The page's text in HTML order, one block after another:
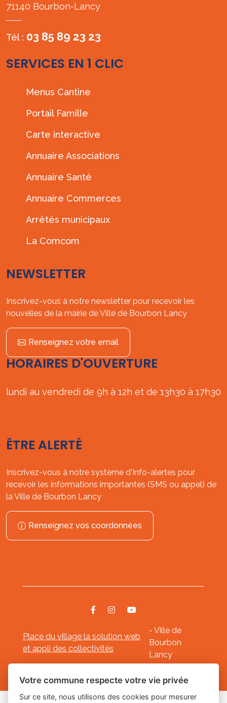
71140 Bourbon-Lancy
Tél : 03 85 89 23 23
SERVICES EN 1 CLIC
Menus Cantine
Portail Famille
Carte interactive
Annuaire Associations
Annuaire Santé
Annuaire Commerces
Arrêtés municipaux
La Comcom
NEWSLETTER
Inscrivez-vous à notre newsletter pour recevoir les
nouvelles de la mairie de Ville de Bourbon Lancy
Renseignez votre email
HORAIRES D'OUVERTURE
lundi au vendredi de 9h à 12h et de 13h30 à 17h30
ÊTRE ALERTÉ
Inscrivez-vous à notre système d'Info-alertes pour
recevoir les informations importantes (SMS ou appel) de
la Ville de Bourbon Lancy
Renseignez vos coordonnées
Place du village la solution web
et appli des collectivités
- Ville de
Bourbon
Lancy
Mentions légales-- Gestion des cookies
Votre commune respecte votre vie privée
Sur ce site, nous utilisons des cookies pour mesurer